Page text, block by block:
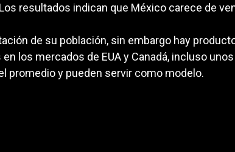
resultados indican que México carece de
de su población, sin embargo hay
los mercados de EUA y Canadá, incluso
promedio y pueden servir como modelo.